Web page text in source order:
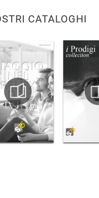
CATALOGHI